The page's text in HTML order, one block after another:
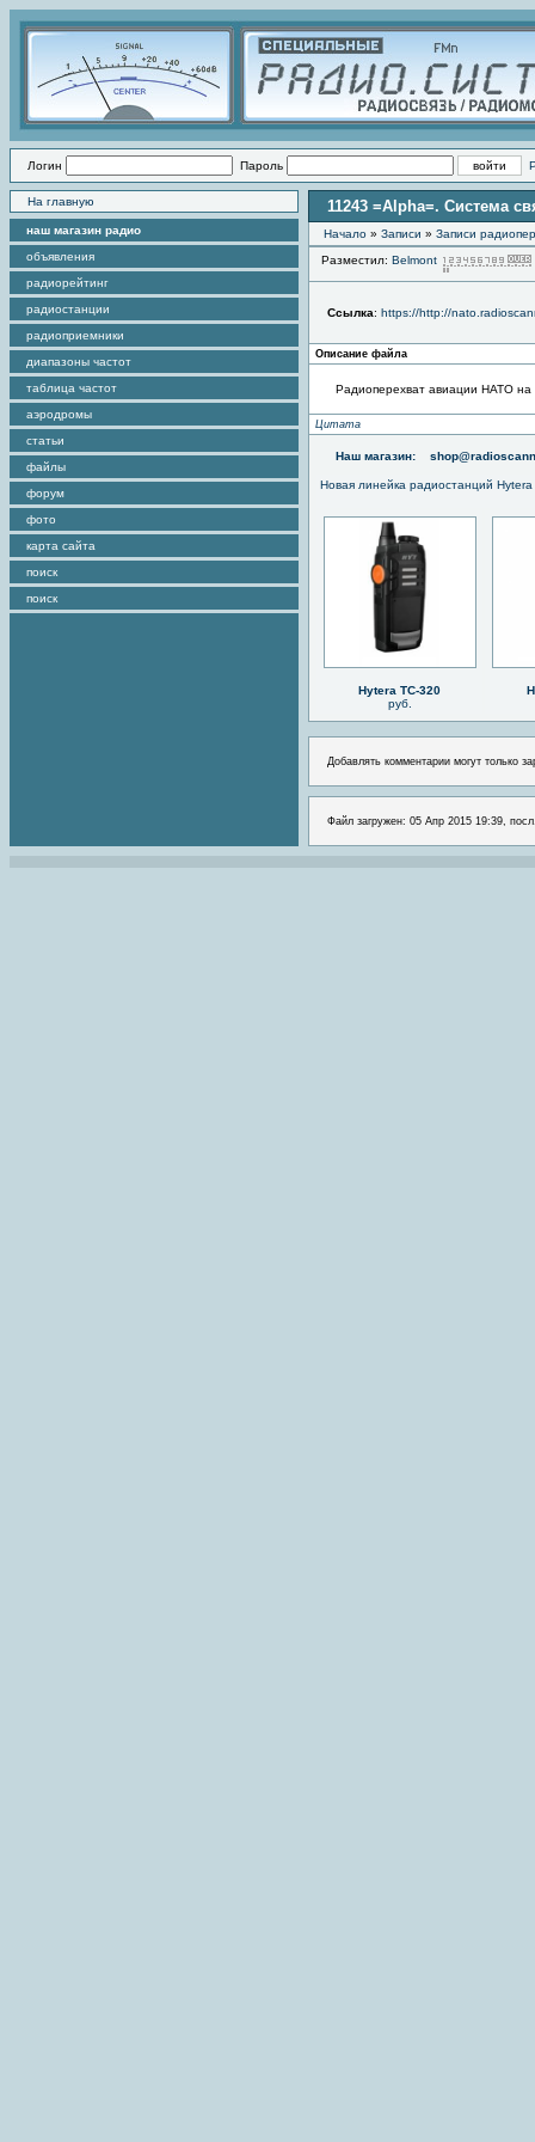
Логин Пароль
На главную
наш магазин радио
объявления
радиорейтинг
радиостанции
радиоприемники
диапазоны частот
таблица частот
аэродромы
статьи
файлы
форум
фото
карта сайта
поиск
поиск
11243 =Alpha=. Система
Начало » Записи » Записи
Разместил: Belmont
Ссылка: https://http://
Описание файла
Радиоперехват авиации НАТО на
Цитата
Наш магазин:
Новая линейка радиостанций
Hytera TC-320
руб.
Добавлять комментарии могут только
Файл загружен: 05 Апр 2015 19:39,